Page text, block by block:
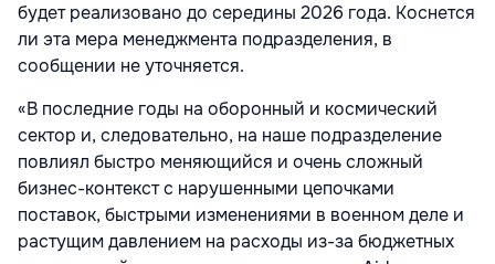
будет реализовано до середины 2026 года. Коснется
ли эта мера менеджмента подразделения, в
сообщении не уточняется.
«В последние годы на оборонный и космический
сектор и, следовательно, на наше подразделение
повлиял быстро меняющийся и очень сложный
бизнес-контекст с нарушенными цепочками
поставок, быстрыми изменениями в военном деле и
растущим давлением на расходы из-за бюджетных